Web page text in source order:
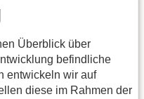
Überblick über
befindliche
entwickeln wir auf
diese im Rahmen der